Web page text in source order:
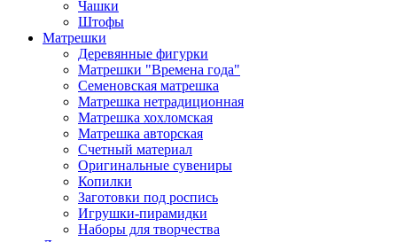
Чашки
Штофы
Матрешки
Деревянные фигурки
Матрешки "Времена года"
Семеновская матрешка
Матрешка нетрадиционная
Матрешка хохломская
Матрешка авторская
Счетный материал
Оригинальные сувениры
Копилки
Заготовки под роспись
Игрушки-пирамидки
Наборы для творчества